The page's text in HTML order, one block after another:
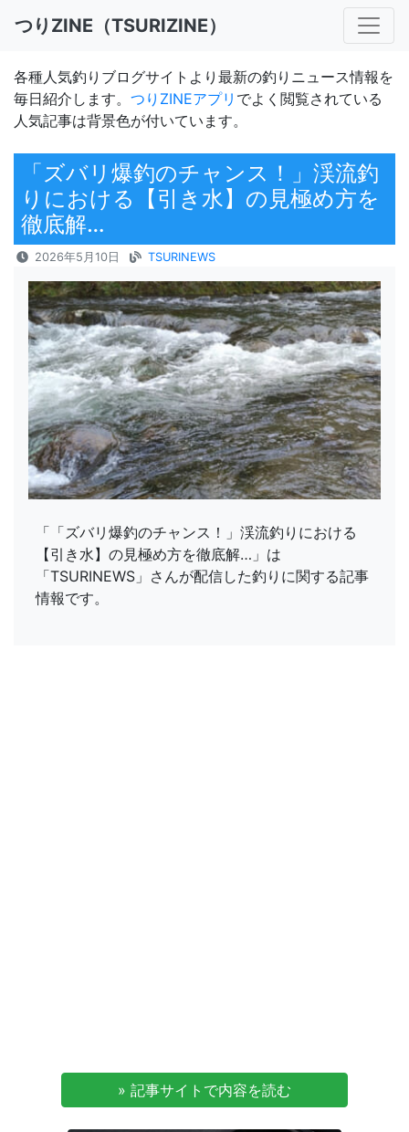
つりZINE（TSURIZINE）
各種人気釣りブログサイトより最新の釣りニュース情報を
毎日紹介します。 つりZINEアプリ でよく閲覧されている
人気記事は背景色が付いています。
「ズバリ爆釣のチャンス！」渓流釣
りにおける【引き水】の見極め方を
徹底解…
2026年5月10日 TSURINEWS
「「ズバリ爆釣のチャンス！」渓流釣りにおける
【引き水】の見極め方を徹底解…」は
「TSURINEWS」さんが配信した釣りに関する記事
情報です。
» 記事サイトで内容を読む